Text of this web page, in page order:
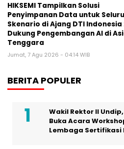
HIKSEMI Tampilkan Solusi
Penyimpanan Data untuk
Skenario di Ajang DTI Indonesia
Dukung Pengembangan AI di
Tenggara
Jumat, 7 Agu 2026 - 04:14 WIB
BERITA POPULER
Wakil Rektor II
Buka Acara
Lembaga Sertifikasi